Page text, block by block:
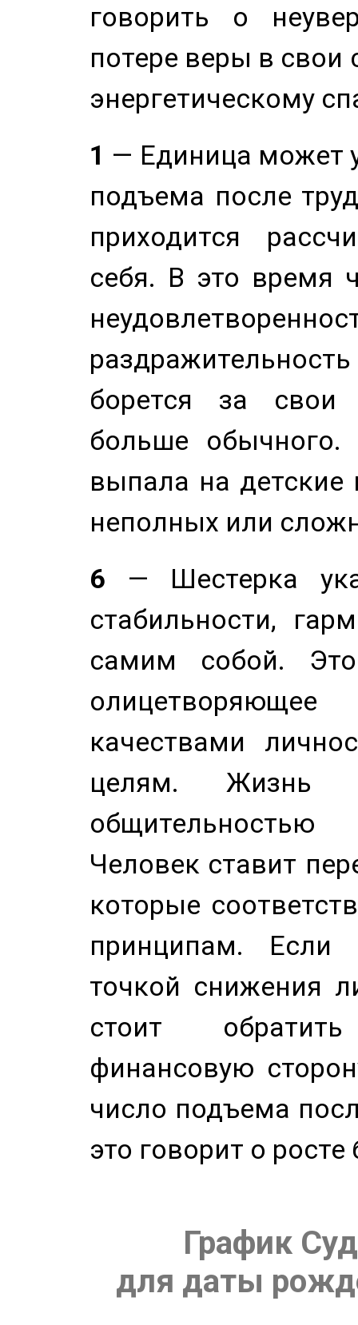
говорить о
потере веры в свои
энергетическому
1 — Единица может
подъема после
приходится
себя. В это время
борется за свои
больше
выпала на детские
неполных или
6 — Шестерка
стабильности,
самим собой.
качествами
целям. Жизнь
Человек ставит
которые
принципам. Если
точкой снижения
стоит
финансовую
число подъема
это говорит о
График
для даты